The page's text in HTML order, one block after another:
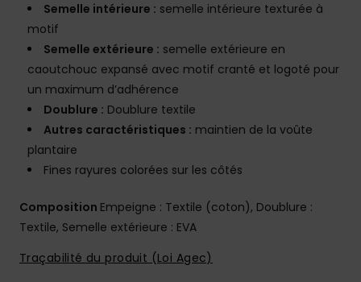
Semelle intérieure : semelle intérieure texturée à
motif
Semelle extérieure : semelle extérieure en
caoutchouc expansé avec motif cranté et logoté pour
un maximum d’adhérence
Doublure : Doublure textile
Autres caractéristiques : maintien de la voûte
plantaire
Fines rayures colorées sur les côtés
Composition Empeigne : Textile (coton), Doublure :
Textile, Semelle extérieure : EVA
Traçabilité du produit (Loi Agec)